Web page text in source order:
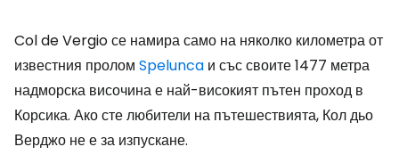
Col de Vergio се намира само на няколко километра от
известния пролом Spelunca и със своите 1477 метра
надморска височина е най-високият пътен проход в
Корсика. Ако сте любители на пътешествията, Кол дьо
Верджо не е за изпускане.